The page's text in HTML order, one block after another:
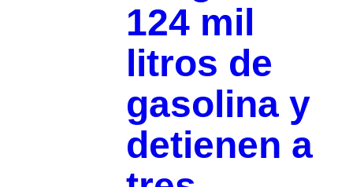
124 mil
litros de
gasolina y
detienen a